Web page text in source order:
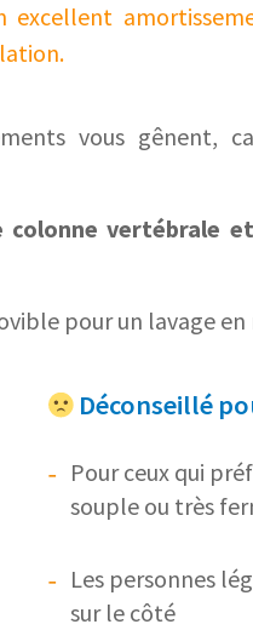
excellent
vous gênent,
colonne vertébrale
pour un lavage en
Déconseillé
Pour ceux qui
souple ou très
Les personnes
sur le côté